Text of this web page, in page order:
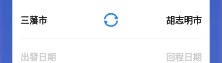
三藩市 胡志明市
出發日期 回程日期